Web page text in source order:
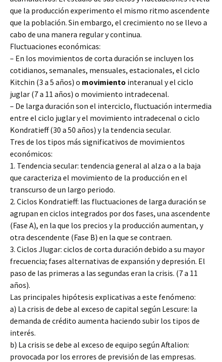
que la producción experimento el mismo ritmo ascendente
que la población. Sin embargo, el crecimiento no se llevo a
cabo de una manera regular y continua.
Fluctuaciones económicas:
– En los movimientos de corta duración se incluyen los
cotidianos, semanales, mensuales, estacionales, el ciclo
Kitchin (3 a 5 años) o movimiento interanual y el ciclo
juglar (7 a 11 años) o movimiento intradecenal.
– De larga duración son el interciclo, fluctuación intermedia
entre el ciclo juglar y el movimiento intradecenal o ciclo
Kondratieff (30 a 50 años) y la tendencia secular.
Tres de los tipos más significativos de movimientos
económicos:
1. Tendencia secular: tendencia general al alza o a la baja
que caracteriza el movimiento de la producción en el
transcurso de un largo periodo.
2. Ciclos Kondratieff: las fluctuaciones de larga duración se
agrupan en ciclos integrados por dos fases, una ascendente
(Fase A), en la que los precios y la producción aumentan, y
otra descendente (Fase B) en la que se contraen.
3. Ciclos Jlugar: ciclos de corta duración debido a su mayor
frecuencia; fases alternativas de expansión y depresión. El
paso de las primeras a las segundas eran la crisis. (7 a 11
años).
Las principales hipótesis explicativas a este fenómeno:
a) La crisis de debe al exceso de capital según Lescure: la
demanda de crédito aumenta haciendo subir los tipos de
interés.
b) La crisis se debe al exceso de equipo según Aftalion:
provocada por los errores de previsión de las empresas.